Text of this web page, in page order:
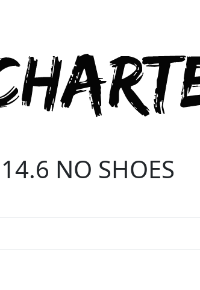
NO SHOES